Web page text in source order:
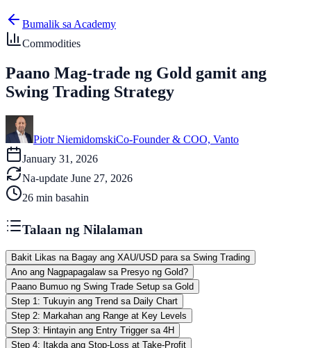
Bumalik sa Academy
Commodities
Paano Mag-trade ng Gold gamit ang
Swing Trading Strategy
Piotr NiemidomskiCo-Founder & COO, Vanto
January 31, 2026
Na-update June 27, 2026
26 min basahin
Talaan ng Nilalaman
Bakit Likas na Bagay ang XAU/USD para sa Swing Trading
Ano ang Nagpapagalaw sa Presyo ng Gold?
Paano Bumuo ng Swing Trade Setup sa Gold
Step 1: Tukuyin ang Trend sa Daily Chart
Step 2: Markahan ang Range at Key Levels
Step 3: Hintayin ang Entry Trigger sa 4H
Step 4: Itakda ang Stop-Loss at Take-Profit